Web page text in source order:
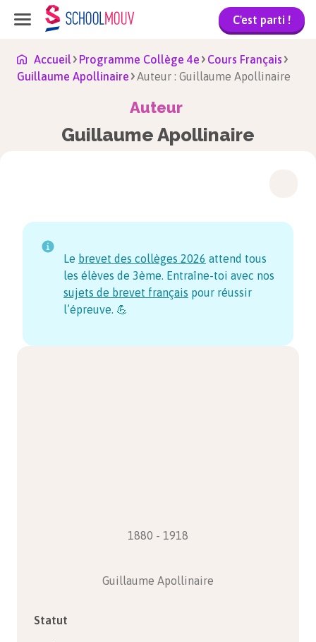
C'est parti !
Accueil Programme Collège 4e
Cours Français
Guillaume Apollinaire
Auteur : Guillaume Apollinaire
Auteur
Guillaume Apollinaire
Le brevet des collèges 2026 attend tous
les élèves de 3ème. Entraîne-toi avec nos
sujets de brevet français pour réussir
l’épreuve. 💪
1880 - 1918
Guillaume Apollinaire
Statut